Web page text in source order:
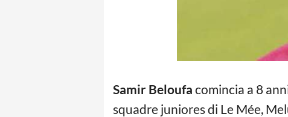
Samir Beloufa comincia a 8
squadre juniores di Le Mée,